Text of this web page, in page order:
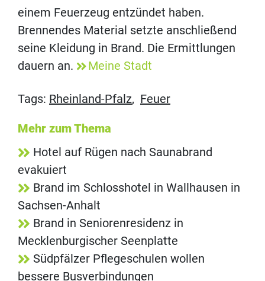
einem Feuerzeug entzündet haben.
Brennendes Material setzte anschließend
seine Kleidung in Brand. Die Ermittlungen
dauern an.
Meine Stadt
Tags: Rheinland-Pfalz, Feuer
Mehr zum Thema
Hotel auf Rügen nach Saunabrand
evakuiert
Brand im Schlosshotel in Wallhausen in
Sachsen-Anhalt
Brand in Seniorenresidenz in
Mecklenburgischer Seenplatte
Südpfälzer Pflegeschulen wollen
bessere Busverbindungen